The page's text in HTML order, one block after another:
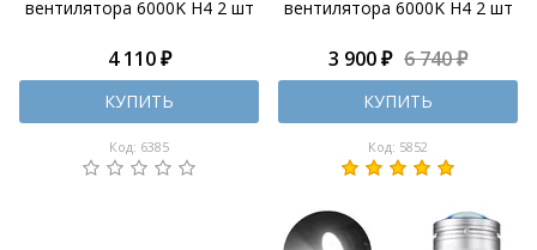
вентилятора 6000K H4 2 шт
4 110 ₽
КУПИТЬ
Код: 6385
вентилятора 6000K H4 2 шт
3 900 ₽ 6 740 ₽
КУПИТЬ
Код: 5852